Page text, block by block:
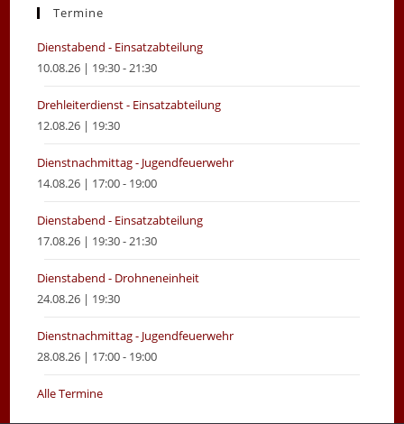
new
new
Termine
Dienstabend - Einsatzabteilung
10.08.26 | 19:30 - 21:30
Drehleiterdienst - Einsatzabteilung
12.08.26 | 19:30
Dienstnachmittag - Jugendfeuerwehr
14.08.26 | 17:00 - 19:00
Dienstabend - Einsatzabteilung
17.08.26 | 19:30 - 21:30
Dienstabend - Drohneneinheit
24.08.26 | 19:30
Dienstnachmittag - Jugendfeuerwehr
28.08.26 | 17:00 - 19:00
Alle Termine